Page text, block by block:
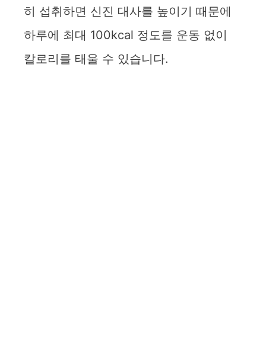
히 섭취하면 신진 대사를 높이기 때문에
하루에 최대 100kcal 정도를 운동 없이
칼로리를 태울 수 있습니다.